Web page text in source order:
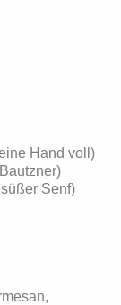
Hand voll)
Senf)